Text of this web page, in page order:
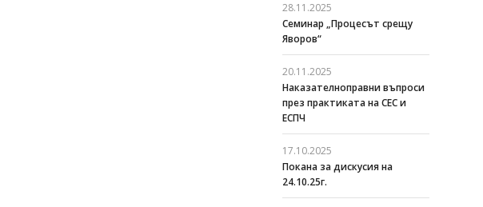
28.11.2025
Семинар „Процесът срещу
Яворов“
20.11.2025
Наказателноправни въпроси
през практиката на СЕС и
ЕСПЧ
17.10.2025
Покана за дискусия на
24.10.25г.